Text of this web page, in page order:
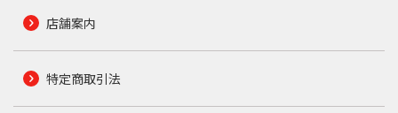
店舗案内
特定商取引法